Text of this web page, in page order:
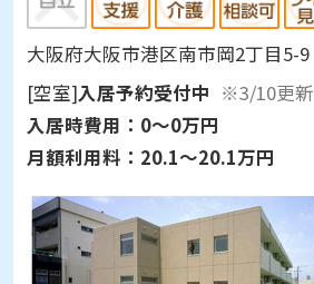
大阪府大阪市港区南市岡2丁目5-9
[空室]入居予約受付中 ※3/10更新
入居時費用： 0～0万円
月額利用料： 20.1～20.1万円